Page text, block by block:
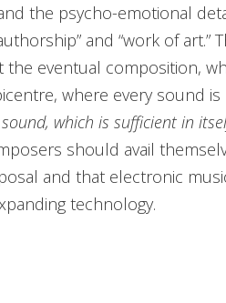
the psycho-emotional
and “work of art.”
eventual composition,
where every sound is
which is sufficient in
should avail
and that electronic
technology.